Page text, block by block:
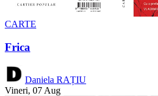
CARTE
Frica
Daniela RAȚIU
Vineri, 07 Aug